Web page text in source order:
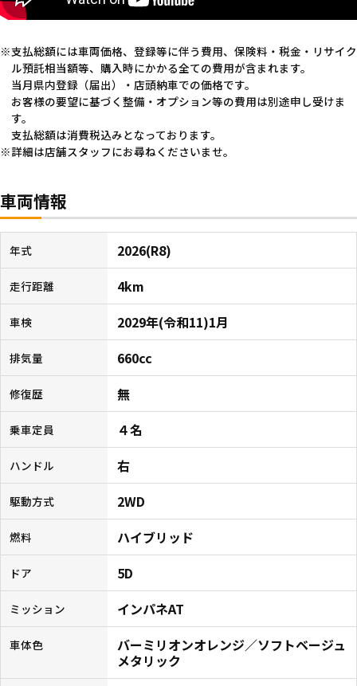
支払総額には車両価格、登録等に伴う費用、保険料・税金・リサイク
ル預託相当額等、購入時にかかる全ての費用が含まれます。
当月県内登録（届出）・店頭納車での価格です。
お客様の要望に基づく整備・オプション等の費用は別途申し受けま
す。
支払総額は消費税込みとなっております。
詳細は店舗スタッフにお尋ねくださいませ。
車両情報
年式 2026(R8)
走行距離 4km
車検 2029年(令和11)1月
排気量 660cc
修復歴 無
乗車定員 ４名
ハンドル 右
駆動方式 2WD
燃料 ハイブリッド
ドア 5D
ミッション インパネAT
車体色
バーミリオンオレンジ／ソフトベージュ
メタリック